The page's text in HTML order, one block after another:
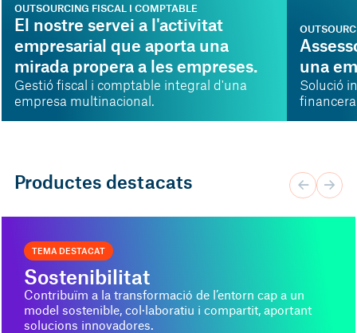
El nostre servei a l'activitat
empresarial que aporta una
mirada propera a les empreses.
Gestió fiscal i comptable integral d'una
empresa multinacional.
OUTSOURCING FISCAL I COMPTABLE
una
Solució
Productes destacats
TEMA DESTACAT
Sostenibilitat
Contribuïm a la transformació de l’entorn cap a un
model sostenible, col·laboratiu i compartit, aportant
solucions innovadores.